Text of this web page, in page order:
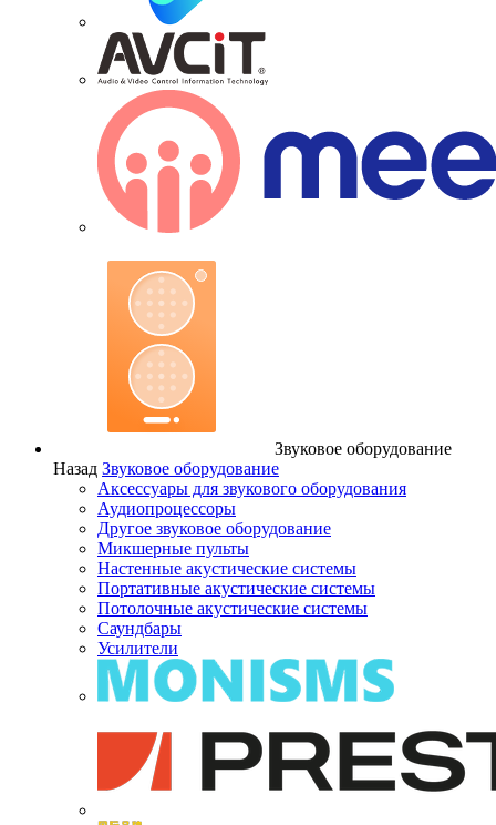
Звуковое оборудование
Назад Звуковое оборудование
Аксессуары для звукового оборудования
Аудиопроцессоры
Другое звуковое оборудование
Микшерные пульты
Настенные акустические системы
Портативные акустические системы
Потолочные акустические системы
Саундбары
Усилители